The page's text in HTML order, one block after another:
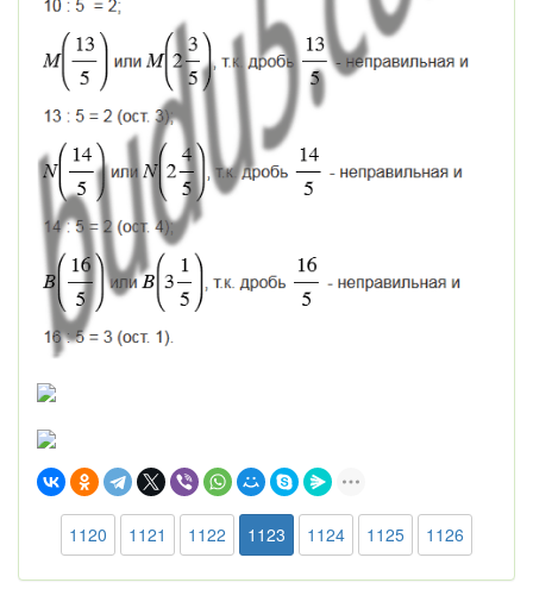
1120 1121 1122 1123 1124 1125 1126